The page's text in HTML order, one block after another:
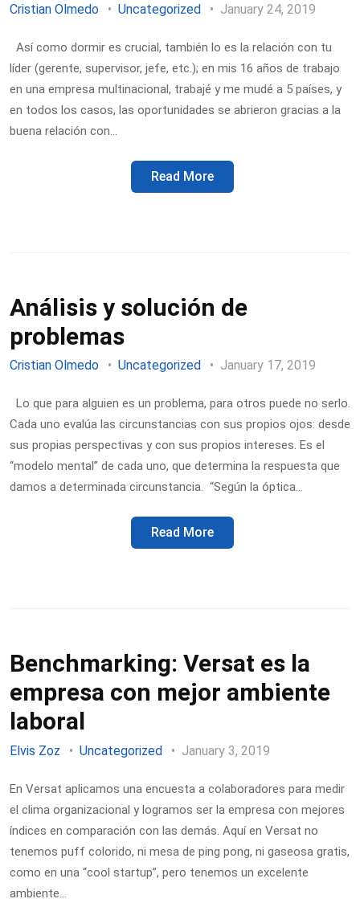
Cristian Olmedo Uncategorized January 24, 2019
Así como dormir es crucial, también lo es la relación con tu
líder (gerente, supervisor, jefe, etc.); en mis 16 años de trabajo
en una empresa multinacional, trabajé y me mudé a 5 países, y
en todos los casos, las oportunidades se abrieron gracias a la
buena relación con…
Read More
Análisis y solución de
problemas
Cristian Olmedo Uncategorized January 17, 2019
Lo que para alguien es un problema, para otros puede no serlo.
Cada uno evalúa las circunstancias con sus propios ojos: desde
sus propias perspectivas y con sus propios intereses. Es el
“modelo mental” de cada uno, que determina la respuesta que
damos a determinada circunstancia. “Según la óptica…
Read More
Benchmarking: Versat es la
empresa con mejor ambiente
laboral
Elvis Zoz Uncategorized January 3, 2019
En Versat aplicamos una encuesta a colaboradores para medir
el clima organizacional y logramos ser la empresa con mejores
índices en comparación con las demás. Aquí en Versat no
tenemos puff colorido, ni mesa de ping pong, ni gaseosa gratis,
como en una “cool startup”, pero tenemos un excelente
ambiente…